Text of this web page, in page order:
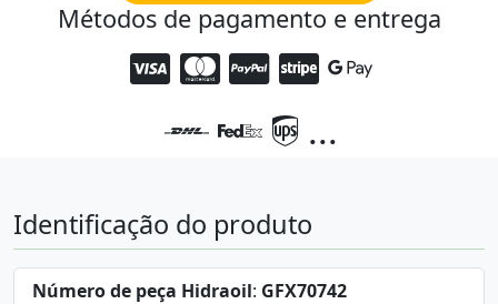
Métodos de pagamento e entrega
...
Identificação do produto
Número de peça Hidraoil: GFX70742